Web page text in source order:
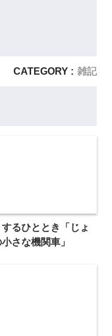
CATEGORY : 雑記
るひととき「じょ
さな機関車」